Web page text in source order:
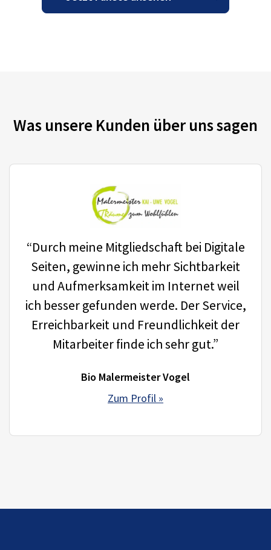
Was unsere Kunden über uns sagen
“Durch meine Mitgliedschaft bei Digitale
Seiten, gewinne ich mehr Sichtbarkeit
und Aufmerksamkeit im Internet weil
ich besser gefunden werde. Der Service,
Erreichbarkeit und Freundlichkeit der
Mitarbeiter finde ich sehr gut.”
Bio Malermeister Vogel
Zum Profil »